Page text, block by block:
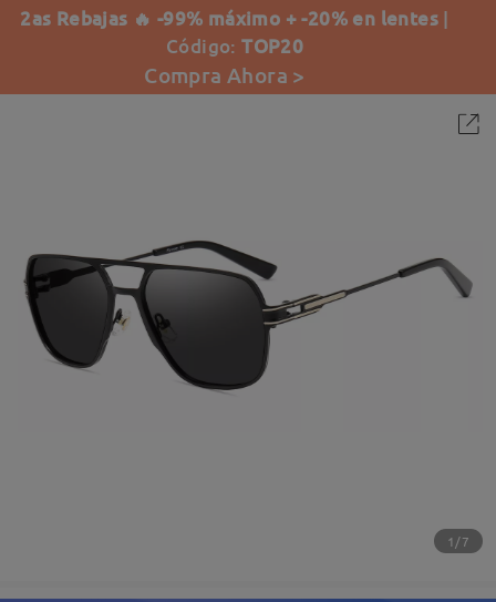
2as Rebajas 🔥 -99% máximo + -20% en lentes |
Código:TOP20
Compra Ahora >
1/7